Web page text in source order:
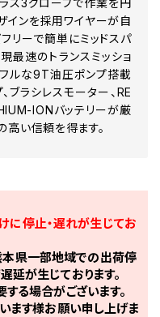
インを採用ワイヤーが自
リーで簡単にミッドスパ
最速のトランスミッショ
ルな9T油圧ポンプ搭載
ラシレスモーター、RE
IONバッテリーが厳
い信頼を得ます。
に停止・遅れが生じてお
本県一部地域での出荷停
延が生じております。
る場合がございます。
ます様お願い申し上げま